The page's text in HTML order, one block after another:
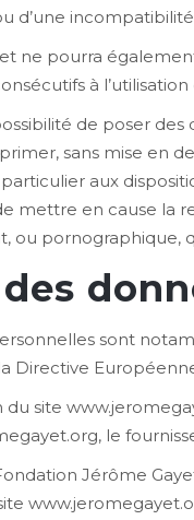
d’une
ne pourra
à
de poser
sans mise en
aux
mettre en cause la
ou
sont
Directive
du site
le
Jérôme